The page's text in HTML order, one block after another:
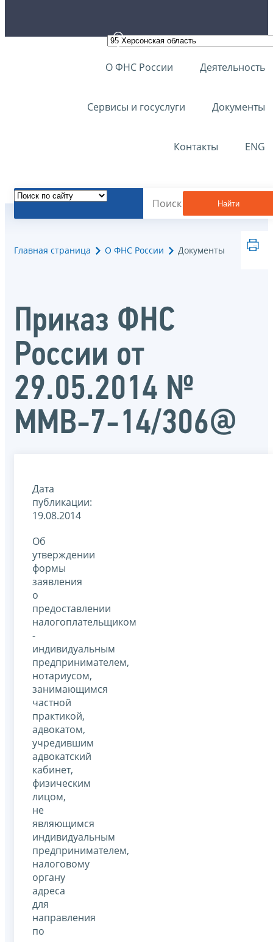
О ФНС России Деятельность
Сервисы и госуслуги Документы
Контакты ENG
Найти
Главная страница О ФНС России Документы
Приказ ФНС
России от
29.05.2014 №
ММВ-7-14/306@
Дата
публикации:
19.08.2014
Об
утверждении
формы
заявления
о
предоставлении
налогоплательщиком
-
индивидуальным
предпринимателем,
нотариусом,
занимающимся
частной
практикой,
адвокатом,
учредившим
адвокатский
кабинет,
физическим
лицом,
не
являющимся
индивидуальным
предпринимателем,
налоговому
органу
адреса
для
направления
по